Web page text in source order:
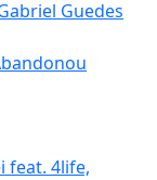
Guedes
feat. 4life,